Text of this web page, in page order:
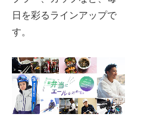
日を彩るラインアップで
す。